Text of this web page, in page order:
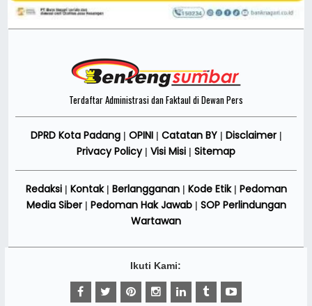
Terdaftar Administrasi dan Faktaul di Dewan Pers
DPRD Kota Padang| OPINI Catatan BY| Disclaimer|
Privacy Policy| Visi Misi Sitemap
Redaksi| Kontak| Berlangganan| Kode Etik| Pedoman
Media Siber| Pedoman Hak Jawab| SOP Perlindungan
Wartawan
Ikuti Kami: